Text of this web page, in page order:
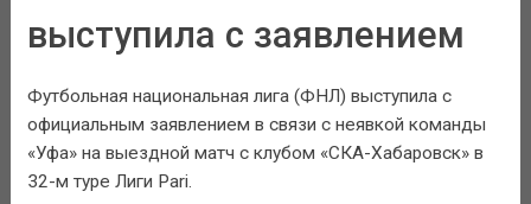
выступила с заявлением
Футбольная национальная лига (ФНЛ) выступила с
официальным заявлением в связи с неявкой команды
«Уфа» на выездной матч с клубом «СКА-Хабаровск» в
32-м туре Лиги Pari.